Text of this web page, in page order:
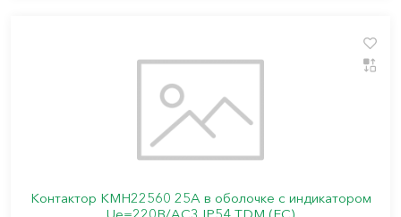
Контактор КМН22560 25А в оболочке с индикатором